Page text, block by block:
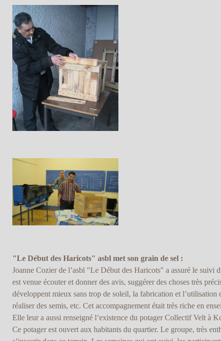
"Le Début des Haricots" asbl met son grain de sel :
Joanne Cozier de l’asbl "Le Début des Haricots" a assuré le suivi
est venue écouter et donner des avis, suggérer des choses très
développent mieux sans trop de soleil, la fabrication et l’utilisation
réaliser des semis, etc. Cet accompagnement était très riche en
Elle leur a aussi renseigné l’existence du potager Collectif Velt à
Ce potager est ouvert aux habitants du quartier. Le groupe, très